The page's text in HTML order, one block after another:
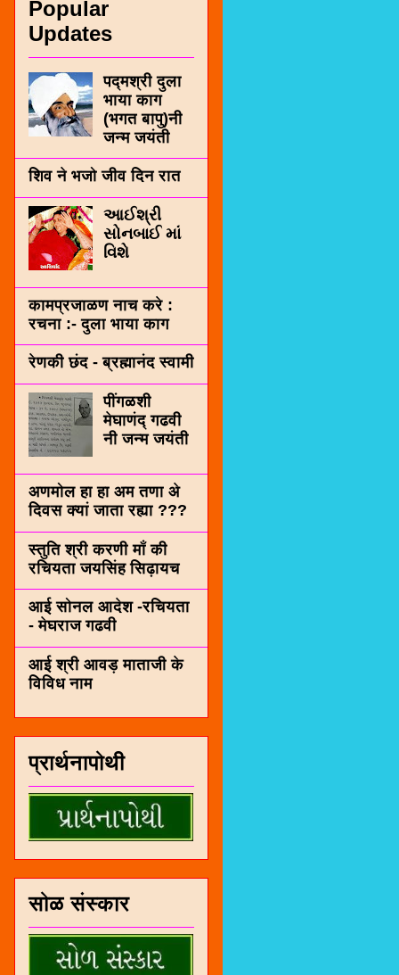
Popular
Updates
पद्मश्री दुला
भाया काग
(भगत बापु)नी
जन्म जयंती
शिव ने भजो जीव दिन रात
આઈશ્રી
સોનબાઈ માં
વિશે
कामप्रजाळण नाच करे :
रचना :- दुला भाया काग
रेणकी छंद - ब्रह्मानंद स्वामी
पींगळशी
मेघाणंद् गढवी
नी जन्म जयंती
अणमोल हा हा अम तणा अे
दिवस क्यां जाता रह्या ???
स्तुति श्री करणी माँ की
रचियता जयसिंह सिढ़ायच
आई सोनल आदेश -रचियता
- मेघराज गढवी
आई श्री आवड़ माताजी के
विविध नाम
प्रार्थनापोथी
सोळ संस्कार